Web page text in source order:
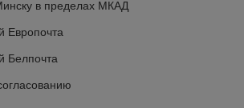
в пределах МКАД
Европочта
Белпочта